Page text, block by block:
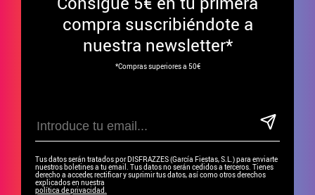
compra suscribiéndote a
nuestra newsletter*
*Compras superiores a 50€
Tus datos serán tratados por DISFRAZZES (García Fiestas, S.L.) para enviarte
nuestros boletines a tu email. Tus datos no serán cedidos a terceros. Tienes
derecho a acceder, rectificar y suprimir tus datos, así como otros derechos
explicados en nuestra
política de privacidad.